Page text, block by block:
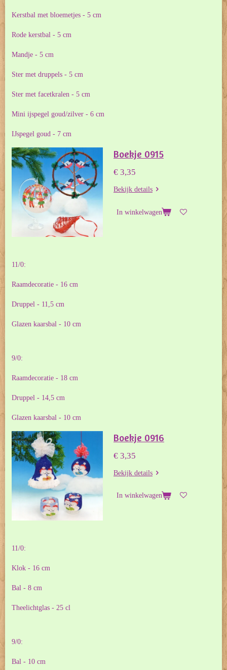
Kerstbal met bloemetjes - 5 cm
Rode kerstbal - 5 cm
Mandje - 5 cm
Ster met druppels - 5 cm
Ster met facetkralen - 5 cm
Mini ijspegel goud/zilver - 6 cm
IJspegel goud - 7 cm
Boekje 0915
€ 3,35
Bekijk details
In winkelwagen
11/0:
Raamdecoratie - 16 cm
Druppel - 11,5 cm
Glazen kaarsbal - 10 cm
9/0:
Raamdecoratie - 18 cm
Druppel - 14,5 cm
Glazen kaarsbal - 10 cm
Boekje 0916
€ 3,35
Bekijk details
In winkelwagen
11/0:
Klok - 16 cm
Bal - 8 cm
Theelichtglas - 25 cl
9/0:
Bal - 10 cm